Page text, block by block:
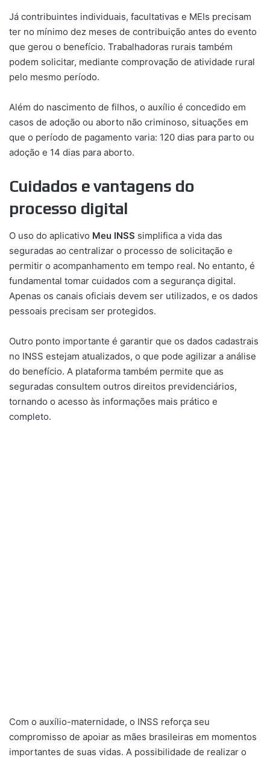
Já contribuintes individuais, facultativas e MEIs precisam
ter no mínimo dez meses de contribuição antes do evento
que gerou o benefício. Trabalhadoras rurais também
podem solicitar, mediante comprovação de atividade rural
pelo mesmo período.
Além do nascimento de filhos, o auxílio é concedido em
casos de adoção ou aborto não criminoso, situações em
que o período de pagamento varia: 120 dias para parto ou
adoção e 14 dias para aborto.
Cuidados e vantagens do
processo digital
O uso do aplicativo Meu INSS simplifica a vida das
seguradas ao centralizar o processo de solicitação e
permitir o acompanhamento em tempo real. No entanto, é
fundamental tomar cuidados com a segurança digital.
Apenas os canais oficiais devem ser utilizados, e os dados
pessoais precisam ser protegidos.
Outro ponto importante é garantir que os dados cadastrais
no INSS estejam atualizados, o que pode agilizar a análise
do benefício. A plataforma também permite que as
seguradas consultem outros direitos previdenciários,
tornando o acesso às informações mais prático e
completo.
Com o auxílio-maternidade, o INSS reforça seu
compromisso de apoiar as mães brasileiras em momentos
importantes de suas vidas. A possibilidade de realizar o